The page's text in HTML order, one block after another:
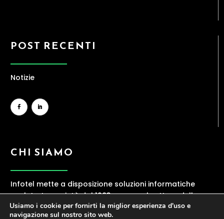
POST RECENTI
Notizie
CHI SIAMO
Infotel mette a disposizione soluzioni informatiche
evolute. La società dal 1983 opera nel settore della
ICT, offrendo una gamma ampia di servizi
Usiamo i cookie per fornirti la miglior esperienza d'uso e
navigazione sul nostro sito web.